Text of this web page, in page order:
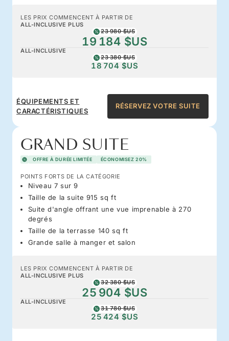
LES PRIX COMMENCENT À PARTIR DE
ALL-INCLUSIVE PLUS
23 980 $US
19 184 $US
ALL-INCLUSIVE
23 380 $US
18 704 $US
ÉQUIPEMENTS ET
CARACTÉRISTIQUES
RÉSERVEZ VOTRE SUITE
GRAND SUITE
OFFRE À DURÉE LIMITÉE ÉCONOMISEZ 20%
POINTS FORTS DE LA CATÉGORIE
Niveau 7 sur 9
Taille de la suite 915 sq ft
Suite d'angle offrant une vue imprenable à 270
degrés
Taille de la terrasse 140 sq ft
Grande salle à manger et salon
LES PRIX COMMENCENT À PARTIR DE
ALL-INCLUSIVE PLUS
32 380 $US
25 904 $US
ALL-INCLUSIVE
31 780 $US
25 424 $US